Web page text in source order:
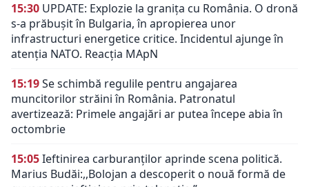
15:30 UPDATE: Explozie la granița cu România. O dronă
s-a prăbușit în Bulgaria, în apropierea unor
infrastructuri energetice critice. Incidentul ajunge în
atenția NATO. Reacția MApN
15:19Se schimbă regulile pentru angajarea
muncitorilor străini în România. Patronatul
avertizează: Primele angajări ar putea începe abia în
octombrie
15:05Ieftinirea carburanților aprinde scena politică.
Marius Budăi:,,Bolojan a descoperit o nouă formă de